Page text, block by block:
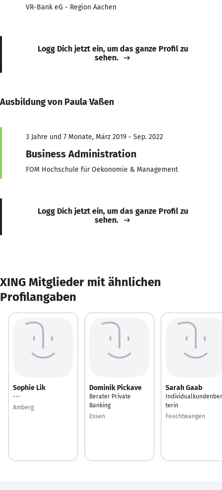
VR-Bank eG - Region Aachen
Logg Dich jetzt ein, um das ganze Profil zu
sehen.
Ausbildung von Paula Vaßen
3 Jahre und 7 Monate, März 2019 - Sep. 2022
Business Administration
FOM Hochschule für Oekonomie & Management
Logg Dich jetzt ein, um das ganze Profil zu
sehen.
XING Mitglieder mit ähnlichen
Profilangaben
Sophie Lik
---
Amberg
Dominik Pickave
Berater Private
Banking
Essen
Sarah Gaab
terin
Feuchtwangen